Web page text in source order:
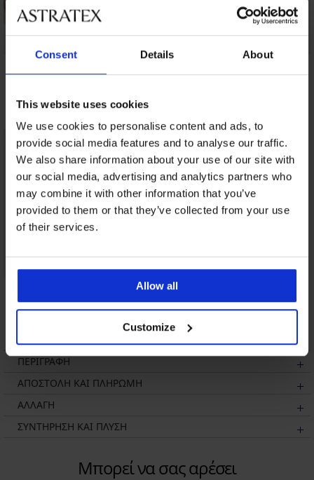
Consent Details About
This website uses cookies
We use cookies to personalise content and ads, to
provide social media features and to analyse our traffic.
We also share information about your use of our site with
our social media, advertising and analytics partners who
may combine it with other information that you’ve
provided to them or that they’ve collected from your use
of their services.
Allow all
Customize
Σουτιέν Bellinda
Cotton Bra
Σουτιέν Divine
minimizer, χωρίς
μπανέλες
Σουτιέν Lou χωρίς
ενίσχυση
δαντέλα
ΠΕΡΙΓΡΑΦΗ
ΑΠΟΣΤΟΛΗ ΚΑΙ ΠΛΗΡΩΜΗ
ΑΛΛΑΓΗ
ΣΥΝΤΗΡΗΣΗ ΚΑΙ ΠΛΥΣΗ
Μπορεί να σας αρέσει